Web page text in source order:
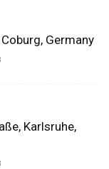
Germany
Karlsruhe,